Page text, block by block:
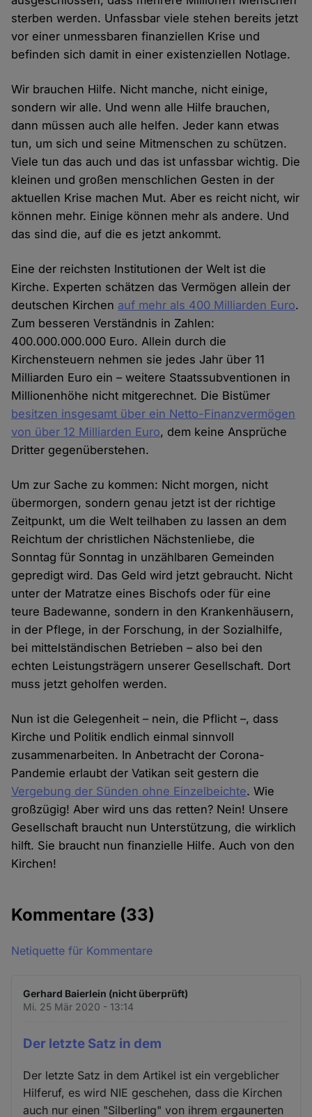
sterben werden. Unfassbar viele stehen bereits jetzt
vor einer unmessbaren finanziellen Krise und
befinden sich damit in einer existenziellen Notlage.
Wir brauchen Hilfe. Nicht manche, nicht einige,
sondern wir alle. Und wenn alle Hilfe brauchen,
dann müssen auch alle helfen. Jeder kann etwas
tun, um sich und seine Mitmenschen zu schützen.
Viele tun das auch und das ist unfassbar wichtig. Die
kleinen und großen menschlichen Gesten in der
aktuellen Krise machen Mut. Aber es reicht nicht, wir
können mehr. Einige können mehr als andere. Und
das sind die, auf die es jetzt ankommt.
Eine der reichsten Institutionen der Welt ist die
Kirche. Experten schätzen das Vermögen allein der
deutschen Kirchen auf mehr als 400 Milliarden Euro.
Zum besseren Verständnis in Zahlen:
400.000.000.000 Euro. Allein durch die
Kirchensteuern nehmen sie jedes Jahr über 11
Milliarden Euro ein – weitere Staatssubventionen in
Millionenhöhe nicht mitgerechnet. Die Bistümer
besitzen insgesamt über ein Netto-Finanzvermögen
von über 12 Milliarden Euro, dem keine Ansprüche
Dritter gegenüberstehen.
Um zur Sache zu kommen: Nicht morgen, nicht
übermorgen, sondern genau jetzt ist der richtige
Zeitpunkt, um die Welt teilhaben zu lassen an dem
Reichtum der christlichen Nächstenliebe, die
Sonntag für Sonntag in unzählbaren Gemeinden
gepredigt wird. Das Geld wird jetzt gebraucht. Nicht
unter der Matratze eines Bischofs oder für eine
teure Badewanne, sondern in den Krankenhäusern,
in der Pflege, in der Forschung, in der Sozialhilfe,
bei mittelständischen Betrieben – also bei den
echten Leistungsträgern unserer Gesellschaft. Dort
muss jetzt geholfen werden.
Nun ist die Gelegenheit – nein, die Pflicht –, dass
Kirche und Politik endlich einmal sinnvoll
zusammenarbeiten. In Anbetracht der Corona-
Pandemie erlaubt der Vatikan seit gestern die
Vergebung der Sünden ohne Einzelbeichte. Wie
großzügig! Aber wird uns das retten? Nein! Unsere
Gesellschaft braucht nun Unterstützung, die wirklich
hilft. Sie braucht nun finanzielle Hilfe. Auch von den
Kirchen!
Kommentare (33)
Netiquette für Kommentare
Gerhard Baierlein (nicht überprüft)
Mi. 25 Mär 2020 - 13:14
Der letzte Satz in dem
Der letzte Satz in dem Artikel ist ein vergeblicher
Hilferuf, es wird NIE geschehen, dass die Kirchen
auch nur einen "Silberling" von ihrem ergaunerten